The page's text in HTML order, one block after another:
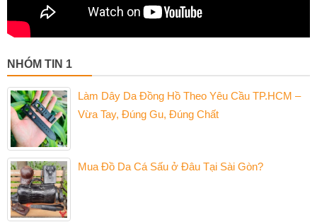
NHÓM TIN 1
Làm Dây Da Đồng Hồ Theo Yêu Cầu TP.HCM –
Vừa Tay, Đúng Gu, Đúng Chất
Mua Đồ Da Cá Sấu ở Đâu Tại Sài Gòn?